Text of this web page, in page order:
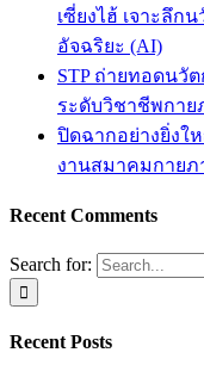
เซี่ยงไฮ้ เจาะลึ
อัจฉริยะ (AI)
STP ถ่ายทอดนวัต
ระดับวิชาชีพกา
ปิดฉากอย่างยิ่งใ
งานสมาคมกายภ
Recent Comments
Search for:
Recent Posts